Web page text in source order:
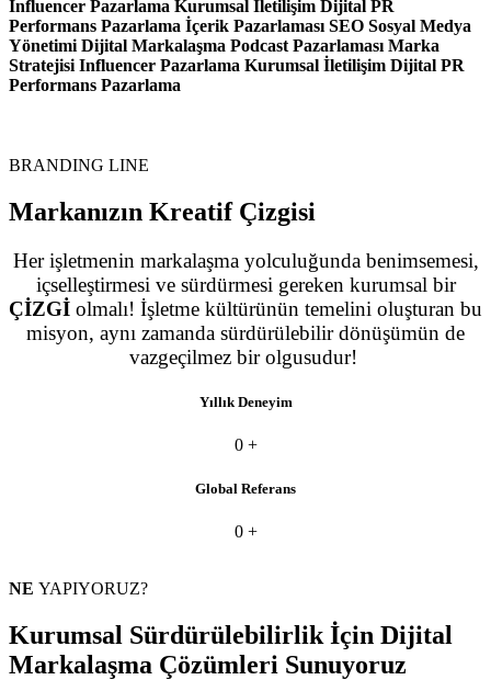
Influencer Pazarlama Kurumsal İletilişim Dijital PR
Performans Pazarlama İçerik Pazarlaması SEO Sosyal Medya
Yönetimi Dijital Markalaşma Podcast Pazarlaması Marka
Stratejisi Influencer Pazarlama Kurumsal İletilişim Dijital PR
Performans Pazarlama
BRANDING LINE
Markanızın Kreatif Çizgisi
Her işletmenin markalaşma yolculuğunda benimsemesi,
içselleştirmesi ve sürdürmesi gereken kurumsal bir
ÇİZGİ olmalı! İşletme kültürünün temelini oluşturan bu
misyon, aynı zamanda sürdürülebilir dönüşümün de
vazgeçilmez bir olgusudur!
Yıllık Deneyim
0 +
Global Referans
0 +
NE YAPIYORUZ?
Kurumsal Sürdürülebilirlik İçin Dijital
Markalaşma Çözümleri Sunuyoruz